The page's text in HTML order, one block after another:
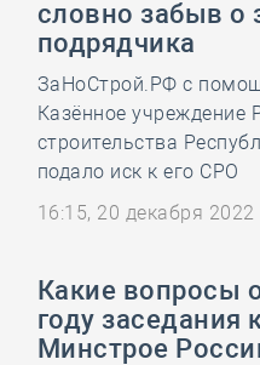
словно забыв о
подрядчика
ЗаНоСтрой.РФ с
Казённое учреждение
строительства
подало иск к его СРО
16:15, 20 декабря 2022
Какие вопросы
году
Минстрое